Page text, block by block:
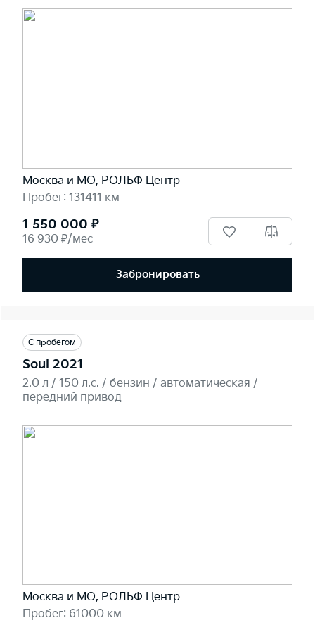
Москва и МО, РОЛЬФ Центр
Пробег: 131411 км
1 550 000 ₽
16 930 ₽/мес
Забронировать
С пробегом
Soul 2021
2.0 л / 150 л.c. / бензин / автоматическая /
передний привод
Москва и МО, РОЛЬФ Центр
Пробег: 61000 км